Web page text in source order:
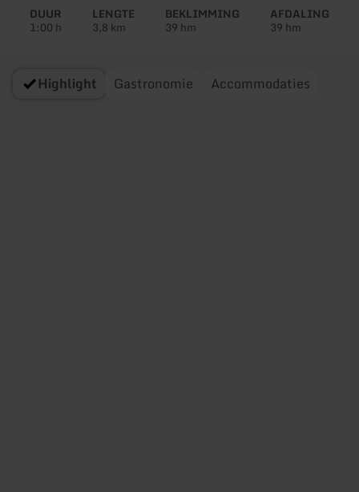
DUUR
1:00 h
LENGTE
3,8 km
BEKLIMMING
39 hm
AFDALING
39 hm
Highlight Gastronomie Accommodaties